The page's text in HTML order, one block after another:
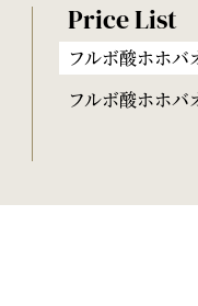
Price List
フルボ酸ホホバ
フルボ酸ホホバ